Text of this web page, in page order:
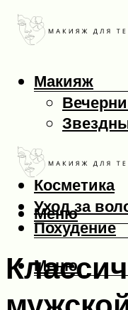
Макияж
Макияж
Макияж
Косметика
Уход за
Похудение
Меню
Меню